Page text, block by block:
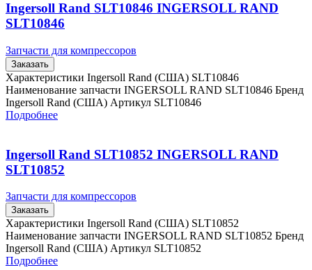
Ingersoll Rand SLT10846 INGERSOLL RAND
SLT10846
Запчасти для компрессоров
Заказать
Характеристики Ingersoll Rand (США) SLT10846
Наименование запчасти INGERSOLL RAND SLT10846 Бренд
Ingersoll Rand (США) Артикул SLT10846
Подробнее
Ingersoll Rand SLT10852 INGERSOLL RAND
SLT10852
Запчасти для компрессоров
Заказать
Характеристики Ingersoll Rand (США) SLT10852
Наименование запчасти INGERSOLL RAND SLT10852 Бренд
Ingersoll Rand (США) Артикул SLT10852
Подробнее